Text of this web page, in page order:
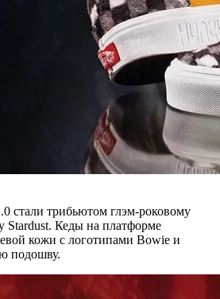
стали трибьютом глэм-роковому
Stardust. Кеды на платформе
кожи с логотипами Bowie и
подошву.